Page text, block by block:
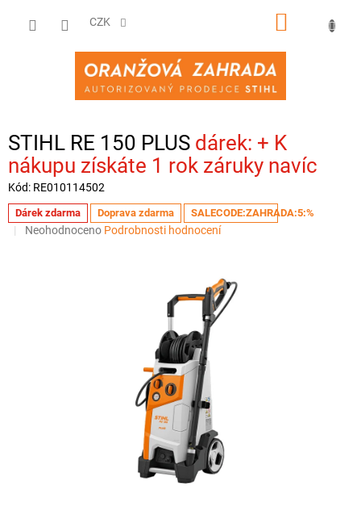
CZK
NÁKUPNÍ
STIHL RE 150 PLUS
+ K
nákupu získáte 1 rok záruky navíc
Kód: RE010114502
Dárek zdarma Doprava zdarma SALECODE:ZAHRADA:5:%
Průměrné
Neohodnoceno Podrobnosti hodnocení